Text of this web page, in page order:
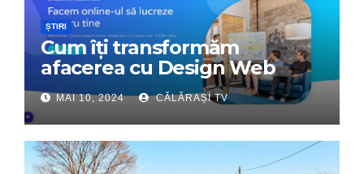
ȘTIRI
Cum îți transformăm
afacerea cu Design Web
Interactiv – Partenerul tău
digital de încredere
MAI 10, 2024 CĂLĂRAȘI TV